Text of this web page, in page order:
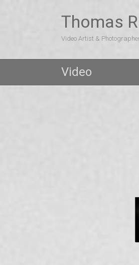
Thomas
Video Artist &
Video